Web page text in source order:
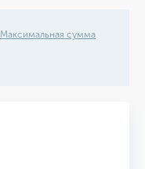
Максимальная сумма